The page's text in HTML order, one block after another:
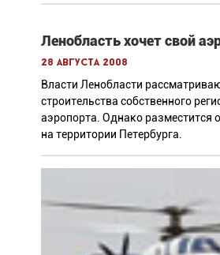
Ленобласть хочет свой
28 августа 2008
Власти Ленобласти
строительства собственного
аэропорта. Однако разместится
на территории Петербурга.